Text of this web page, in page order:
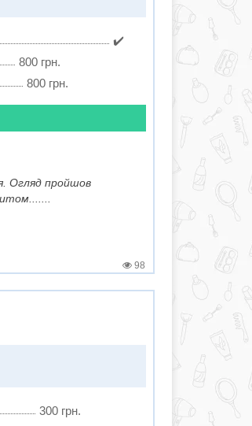
✔️
800 грн.
800 грн.
Огляд пройшов
98
300 грн.